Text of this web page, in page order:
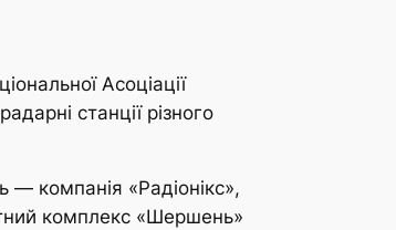
Асоціації
станції різного
— компанія «Радіонікс»,
комплекс «Шершень»